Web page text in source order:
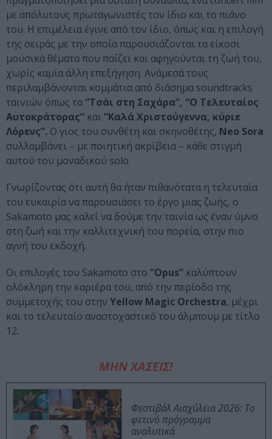
με απόλυτους πρωταγωνιστές τον ίδιο και το πιάνο
του. Η επιμέλεια έγινε από τον ίδιο, όπως και η επιλογή
της σειράς με την οποία παρουσιάζονται τα είκοσι
μουσικά θέματα που παίζει και αφηγούνται τη ζωή του,
χωρίς καμία άλλη επεξήγηση. Ανάμεσά τους
περιλαμβάνονται κομμάτια από διάσημα soundtracks
ταινιών όπως τα“Τσάι στη Σαχάρα”, “Ο Τελευταίος
Αυτοκράτορας” και“Καλά Χριστούγεννα, κύριε
Λόρενς”. Ο γιος του συνθέτη και σκηνοθέτης, Neo Sora
συλλαμβάνει – με ποιητική ακρίβεια – κάθε στιγμή
αυτού του μοναδικού solo.
Γνωρίζοντας ότι αυτή θα ήταν πιθανότατα η τελευταία
του ευκαιρία να παρουσιάσει το έργο μιας ζωής, ο
Sakamoto μας καλεί να δούμε την ταινία ως έναν ύμνο
στη ζωή και την καλλιτεχνική του πορεία, στην πιο
αγνή του εκδοχή.
Οι επιλογές του Sakamoto στο “Opus” καλύπτουν
ολόκληρη την καριέρα του, από την περίοδο της
συμμετοχής του στην Yellow Magic Orchestra, μέχρι
και το τελευταίο αναστοχαστικό του άλμπουμ με τίτλο
12.
ΜΗΝ ΧΑΣΕΙΣ!
Φεστιβάλ Αισχύλεια 2026: Το
φετινό πρόγραμμα
αναλυτικά